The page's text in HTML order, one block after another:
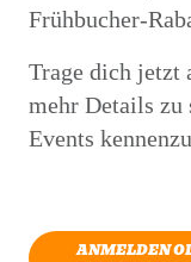
Frühbucher-
Trage dich jetzt
mehr Details zu
Events
ANMELDEN